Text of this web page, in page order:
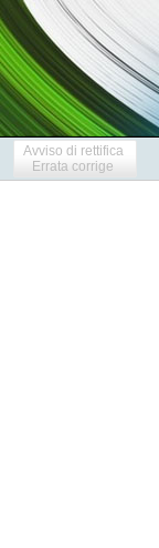
Avviso di rettifica
Errata corrige